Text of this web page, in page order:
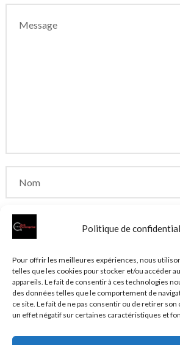
Politique de
Pour offrir les meilleures expériences, nous
telles que les cookies pour stocker et/ou accéder
appareils. Le fait de consentir à ces technologies
des données telles que le comportement de
ce site. Le fait de ne pas consentir ou de retirer
un effet négatif sur certaines caractéristiques et
Enregistrer mon nom, mon e-mail
le navigateur pour mon prochain